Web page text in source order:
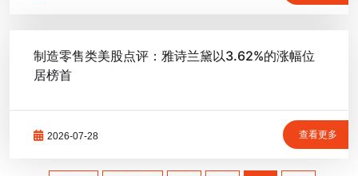
制造零售类美股点评：雅诗兰黛以3.62%的涨幅位
居榜首
2026-07-28 查看更多